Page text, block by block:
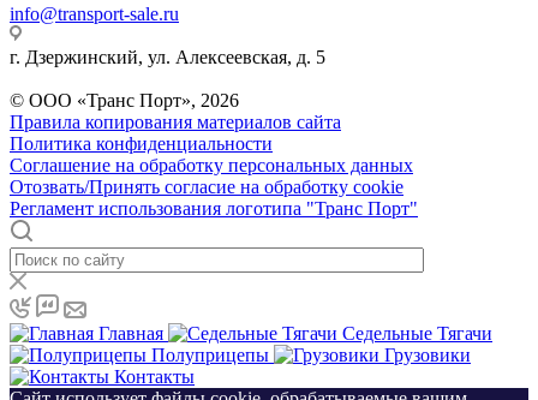
info@transport-sale.ru
г. Дзержинский, ул. Алексеевская, д. 5
© ООО «Транс Порт», 2026
Правила копирования материалов сайта
Политика конфиденциальности
Соглашение на обработку персональных данных
Отозвать/Принять согласие на обработку cookie
Регламент использования логотипа "Транс Порт"
Главная
Седельные Тягачи
Полуприцепы
Грузовики
Контакты